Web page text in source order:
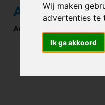
Wij maken
advertenties te
Ik ga akkoord
Aansteker
Artikelnummer: